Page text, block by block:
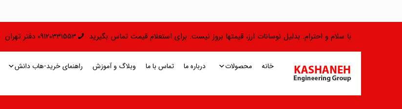
با سلام و احترام. بدلیل نوسانات ارز، قیمتها بروز نیست. برای استعلام قیمت تماس بگیرید 09120331553 دفتر تهران
خانه محصولات درباره ما تماس با ما وبلاگ و آموزش راهنمای خرید-هاب دانش